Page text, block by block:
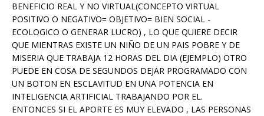
BENEFICIO REAL Y NO VIRTUAL(CONCEPTO VIRTUAL
POSITIVO O NEGATIVO= OBJETIVO= BIEN SOCIAL -
ECOLOGICO O GENERAR LUCRO) , LO QUE QUIERE DECIR
QUE MIENTRAS EXISTE UN NIÑO DE UN PAIS POBRE Y DE
MISERIA QUE TRABAJA 12 HORAS DEL DIA (EJEMPLO) OTRO
PUEDE EN COSA DE SEGUNDOS DEJAR PROGRAMADO CON
UN BOTON EN ESCLAVITUD EN UNA POTENCIA EN
INTELIGENCIA ARTIFICIAL TRABAJANDO POR EL.
ENTONCES SI EL APORTE ES MUY ELEVADO , LAS PERSONAS